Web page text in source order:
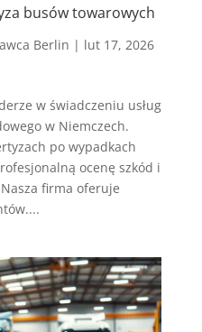
busów towarowych
Berlin | lut 17, 2026
w świadczeniu usług
w Niemczech.
po wypadkach
ocenę szkód i
firma oferuje